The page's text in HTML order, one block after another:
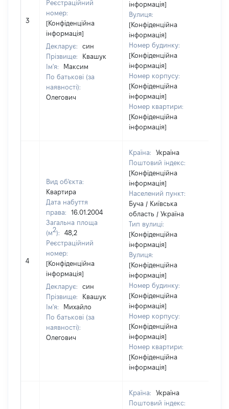
3
Реєстраційний
номер:
[Конфіденційна
інформація]
Декларує:
син
Прізвище:
Квашук
Ім'я:
Максим
По батькові (за
наявності):
Олегович
інформація]
Вулиця:
[Конфіденційна
інформація]
Номер будинку:
[Конфіденційна
інформація]
Номер корпусу:
[Конфіденційна
інформація]
Номер квартири:
[Конфіденційна
інформація]
4
Вид об'єкта:
Квартира
Дата набуття
права:
16.01.2004
Загальна площа
(м2):
48,2
Реєстраційний
номер:
[Конфіденційна
інформація]
Декларує:
син
Прізвище:
Квашук
Ім'я:
Михайло
По батькові (за
наявності):
Олегович
Країна:
Україна
Поштовий індекс:
[Конфіденційна
інформація]
Населений пункт:
Буча / Київська
область / Україна
Тип вулиці:
[Конфіденційна
інформація]
Вулиця:
[Конфіденційна
інформація]
Номер будинку:
[Конфіденційна
інформація]
Номер корпусу:
[Конфіденційна
інформація]
Номер квартири:
[Конфіденційна
інформація]
Країна:
Україна
Поштовий індекс: